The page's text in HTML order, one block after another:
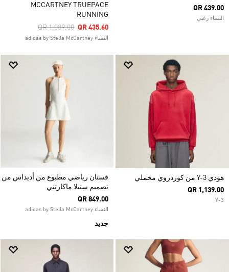
QR 439.00
النساء رغبي
MCCARTNEY TRUEPACE
RUNNING
Price Reduced From
QR 1,089.00ToQR 435.60
النساء adidas by Stella McCartney
هودي Y-3 من كوردروي مخملي
QR 1,139.00
Y-3
فستان رياضي مطبوع من أديداس من
تصميم ستيلا ماكارتني
QR 849.00
النساء adidas by Stella McCartney
جديد